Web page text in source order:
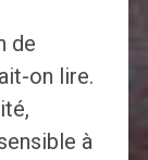
de
on lire.
à